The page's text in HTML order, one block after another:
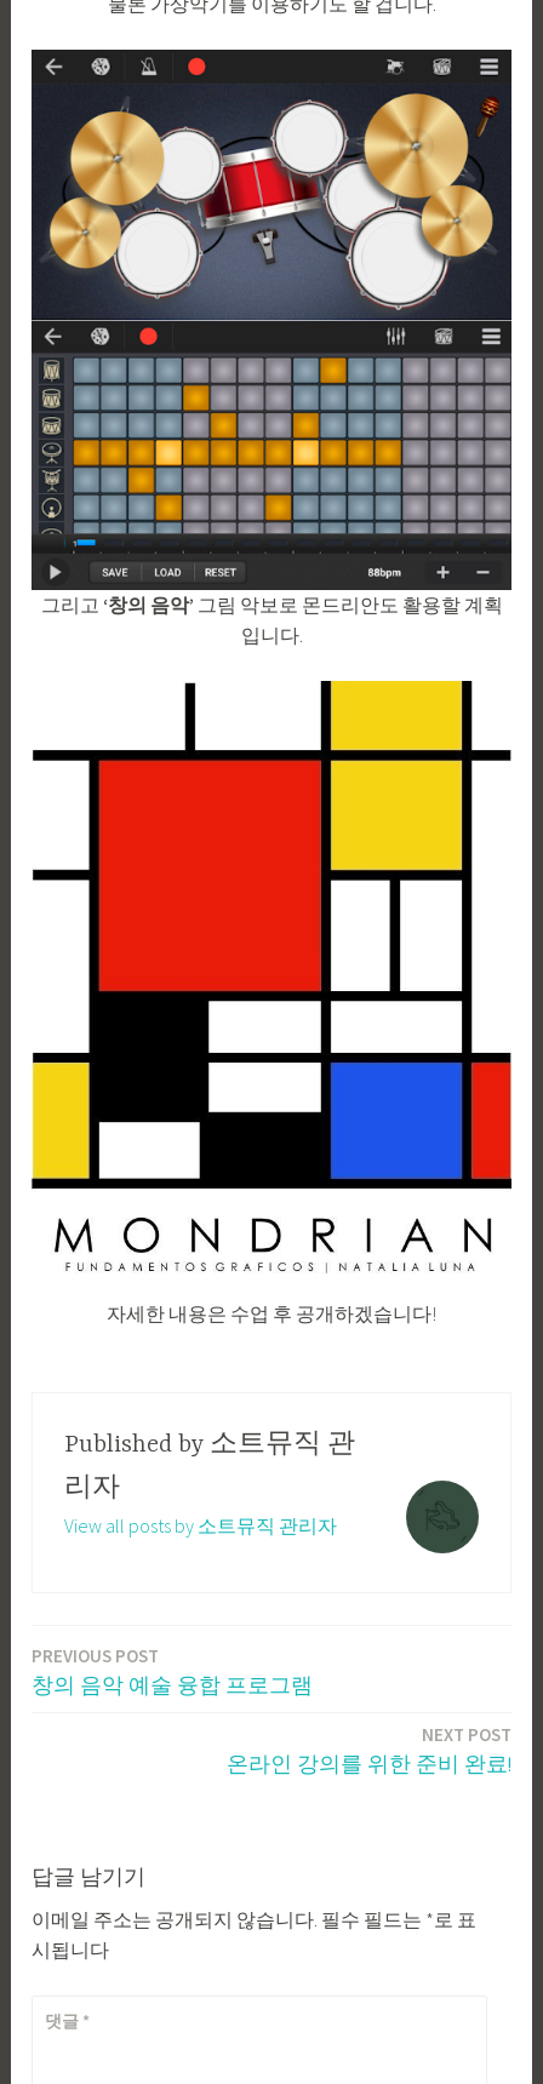
그리고 ‘창의 음악’ 그림 악보로 몬드리안도 활용할 계획
입니다.
자세한 내용은 수업 후 공개하겠습니다!
Published by 소트뮤직 관
리자
View all posts by 소트뮤직 관리자
글
탐
PREVIOUS POST
창의 음악 예술 융합 프로그램
NEXT POST
온라인 강의를 위한 준비 완료!
답글 남기기
이메일 주소는 공개되지 않습니다. 필수 필드는 * 로 표
시됩니다
댓글 *